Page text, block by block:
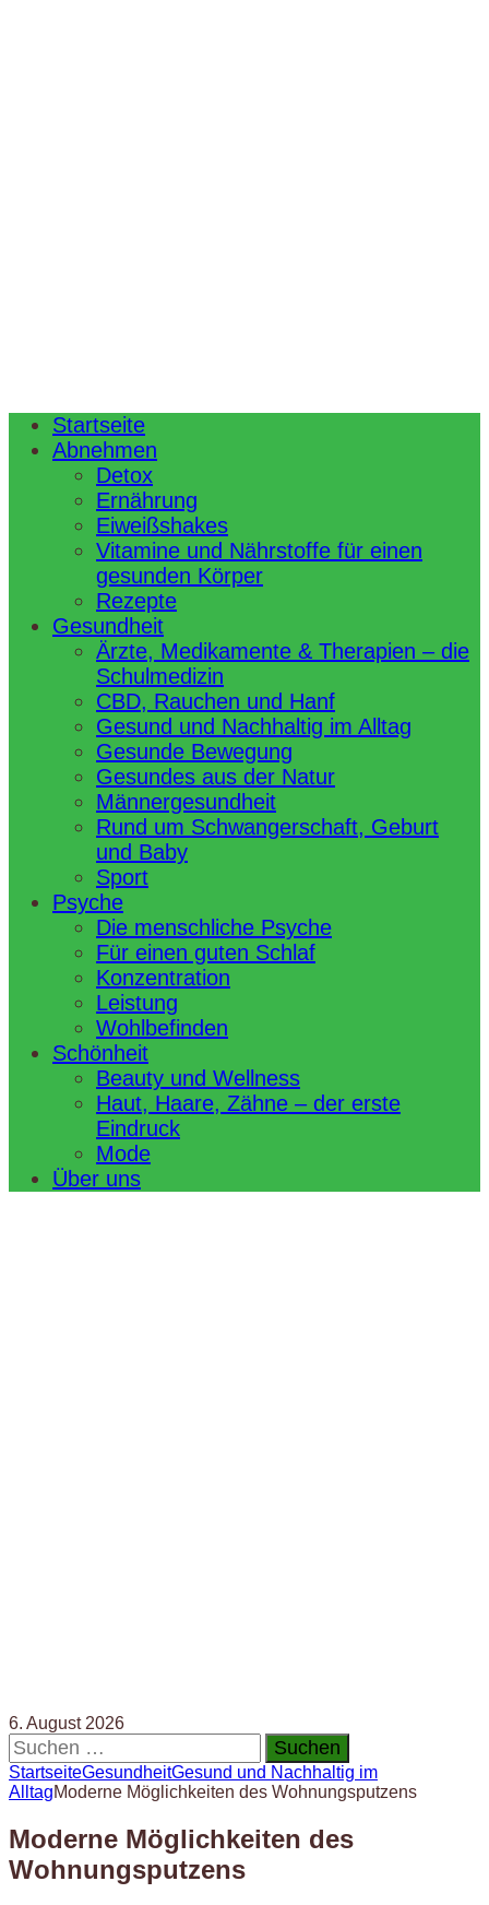
Startseite
Abnehmen
Detox
Ernährung
Eiweißshakes
Vitamine und Nährstoffe für einen
gesunden Körper
Rezepte
Gesundheit
Ärzte, Medikamente & Therapien – die
Schulmedizin
CBD, Rauchen und Hanf
Gesund und Nachhaltig im Alltag
Gesunde Bewegung
Gesundes aus der Natur
Männergesundheit
Rund um Schwangerschaft, Geburt
und Baby
Sport
Psyche
Die menschliche Psyche
Für einen guten Schlaf
Konzentration
Leistung
Wohlbefinden
Schönheit
Beauty und Wellness
Haut, Haare, Zähne – der erste
Eindruck
Mode
Über uns
6. August 2026
Suchen
nach:
StartseiteGesundheitGesund und Nachhaltig im
AlltagModerne Möglichkeiten des Wohnungsputzens
Moderne Möglichkeiten des
Wohnungsputzens